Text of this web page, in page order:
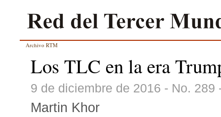
Archivo RTM
Los TLC en la era
9 de diciembre de 2016 - No. 289
Martin Khor